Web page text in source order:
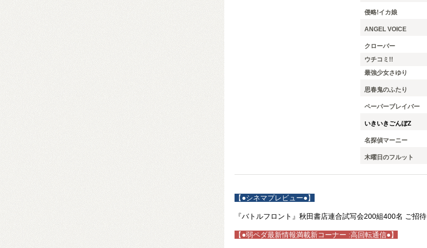
侵略!イカ娘
ANGEL VOICE
クローバー
ウチコミ!!
最強少女さゆり
思春鬼のふたり
ペーパーブレイバー
いきいきごんぼZ
名探偵マーニー
木曜日のフルット
【●シネマプレビュー●】
『バトルフロント』秋田書店連合試写会200組400名 ご招待
【●弱ペダ最新情報満載新コーナー :高回転通信●】